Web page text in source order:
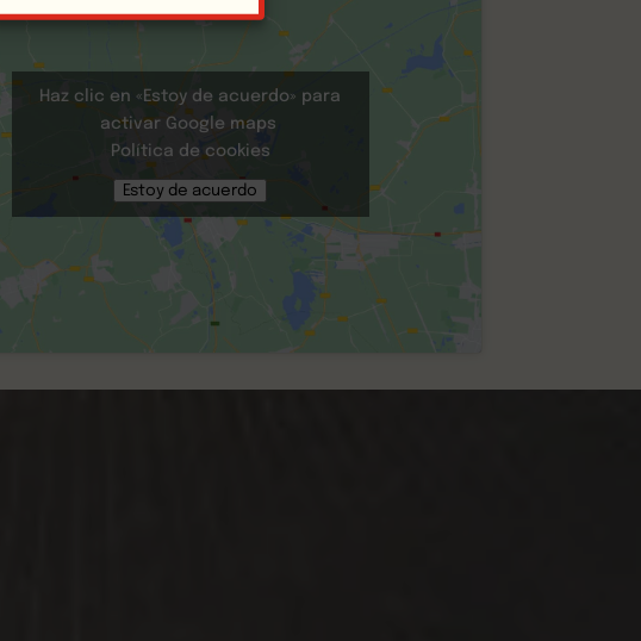
Haz clic en «Estoy de acuerdo» para
activar Google maps
Política de cookies
Estoy de acuerdo